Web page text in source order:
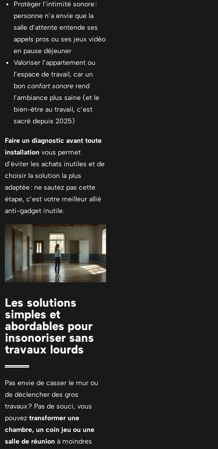
Protéger l’intimité sonore :
personne n’a envie que la
salle d’attente entende ses
appels pros ou ses jeux vidéo
en pause déjeuner
Valoriser l’appartement ou
l’espace de travail, car un
bon confort sonore rend
l’ambiance plus saine (et le
bien-être au travail, c’est
sacré depuis 2025)
Faire un diagnostic avant toute
installation vous permet
d’éviter les achats inutiles et de
choisir la solution la plus
adaptée : ne sautez pas cette
étape, c’est votre meilleur allié
anti-gadget inutile.
Les solutions
simples et
abordables pour
insonoriser sans
travaux lourds
Pas envie de casser le mur ou
de déclencher des gros
travaux ? Pas de souci, vous
pouvez transformer une
chambre, un coin jeu ou une
salle de réunion à moindres